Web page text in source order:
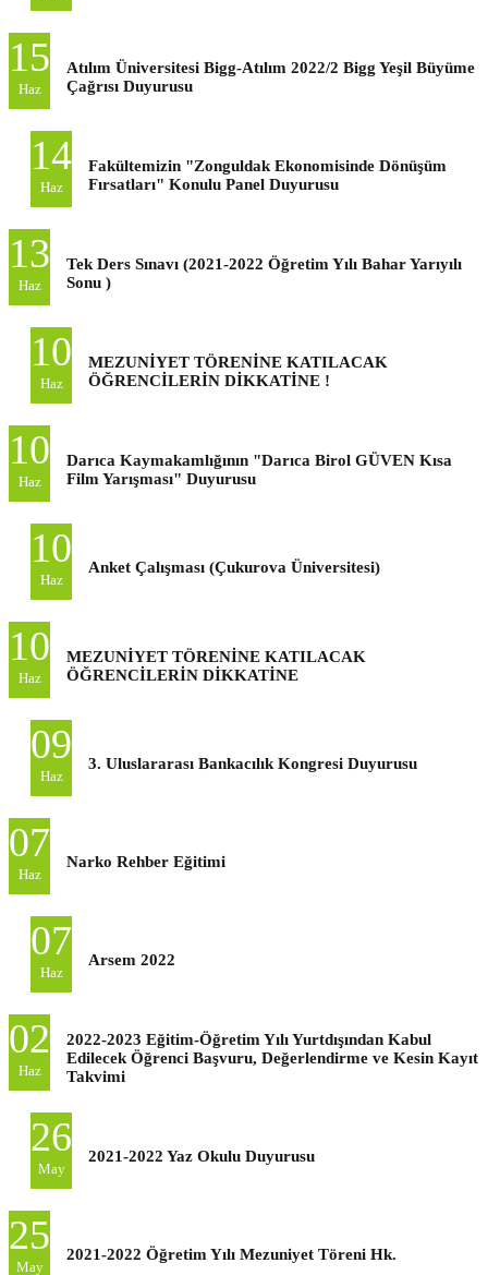
15
Haz
Atılım Üniversitesi Bigg-Atılım 2022/2 Bigg Yeşil Büyüme
Çağrısı Duyurusu
14
Haz
Fakültemizin "Zonguldak Ekonomisinde Dönüşüm
Fırsatları" Konulu Panel Duyurusu
13
Haz
Tek Ders Sınavı (2021-2022 Öğretim Yılı Bahar Yarıyılı
Sonu )
10
Haz
MEZUNİYET TÖRENİNE KATILACAK
ÖĞRENCİLERİN DİKKATİNE !
10
Haz
Darıca Kaymakamlığının "Darıca Birol GÜVEN Kısa
Film Yarışması" Duyurusu
10
Haz
Anket Çalışması (Çukurova Üniversitesi)
10
Haz
MEZUNİYET TÖRENİNE KATILACAK
ÖĞRENCİLERİN DİKKATİNE
09
Haz
3. Uluslararası Bankacılık Kongresi Duyurusu
07
Haz
Narko Rehber Eğitimi
07
Haz
Arsem 2022
02
Haz
2022-2023 Eğitim-Öğretim Yılı Yurtdışından Kabul
Edilecek Öğrenci Başvuru, Değerlendirme ve Kesin Kayıt
Takvimi
26
May
2021-2022 Yaz Okulu Duyurusu
25
May
2021-2022 Öğretim Yılı Mezuniyet Töreni Hk.